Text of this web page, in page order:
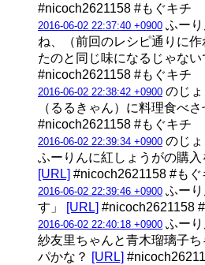
#nicoch2621158 #もぐキチ
2016-06-02 22:37:40 +0900 ふー
ね、（前回のレシピ通りに
たのと同じ味になるじゃない
#nicoch2621158 #もぐキチ
2016-06-02 22:38:42 +0900 のじ
（るるきゃん）に料理食べさ
#nicoch2621158 #もぐキチ
2016-06-02 22:39:34 +0900 のじ
ふーりんに紅しょうがの購入
[URL] #nicoch2621158 #もぐ
2016-06-02 22:39:46 +0900 ふー
す」
[URL] #nicoch2621158
2016-06-02 22:40:18 +0900 ふー
紗友里ちゃんと青木瑠璃子
パかな？ [URL]